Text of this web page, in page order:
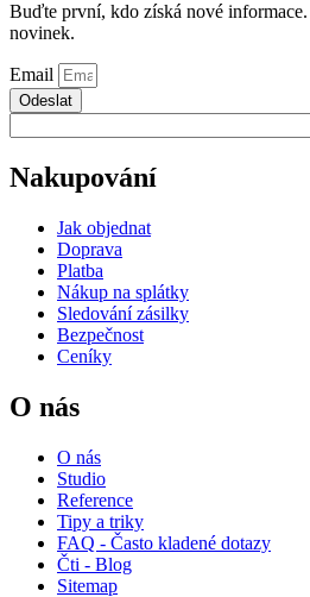
Buďte první, kdo získá nové informace.
novinek.
Email
Odeslat
Nakupování
Jak objednat
Doprava
Platba
Nákup na splátky
Sledování zásilky
Bezpečnost
Ceníky
O nás
O nás
Studio
Reference
Tipy a triky
FAQ - Často kladené dotazy
Čti - Blog
Sitemap